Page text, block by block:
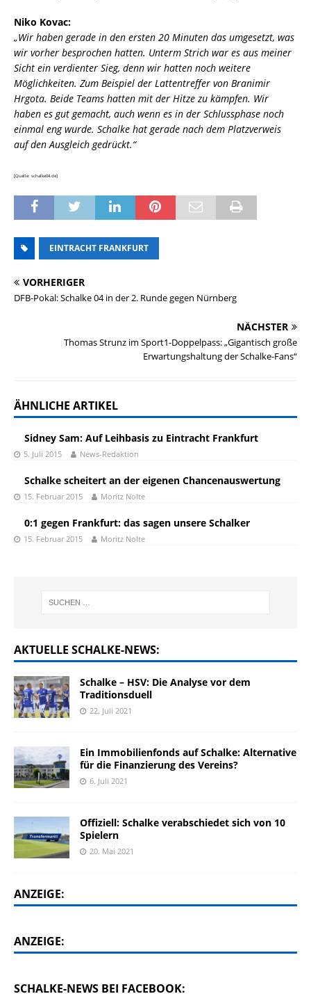
Niko Kovac:
„Wir haben gerade in den ersten 20 Minuten das umgesetzt, was
wir vorher besprochen hatten. Unterm Strich war es aus meiner
Sicht ein verdienter Sieg, denn wir hatten noch weitere
Möglichkeiten. Zum Beispiel der Lattentreffer von Branimir
Hrgota. Beide Teams hatten mit der Hitze zu kämpfen. Wir
haben es gut gemacht, auch wenn es in der Schlussphase noch
einmal eng wurde. Schalke hat gerade nach dem Platzverweis
auf den Ausgleich gedrückt.“
[Quelle: schalke04.de]
EINTRACHT FRANKFURT
VORHERIGER
DFB-Pokal: Schalke 04 in der 2. Runde gegen Nürnberg
NÄCHSTER
Thomas Strunz im Sport1-Doppelpass: „Gigantisch große
Erwartungshaltung der Schalke-Fans“
ÄHNLICHE ARTIKEL
Sidney Sam: Auf Leihbasis zu Eintracht Frankfurt
5. Juli 2015 News-Redaktion
Schalke scheitert an der eigenen Chancenauswertung
15. Februar 2015 Moritz Nolte
0:1 gegen Frankfurt: das sagen unsere Schalker
15. Februar 2015 Moritz Nolte
AKTUELLE SCHALKE-NEWS:
Schalke – HSV: Die Analyse vor dem
Traditionsduell
22. Juli 2021
Ein Immobilienfonds auf Schalke: Alternative
für die Finanzierung des Vereins?
6. Juli 2021
Offiziell: Schalke verabschiedet sich von 10
Spielern
20. Mai 2021
ANZEIGE:
ANZEIGE:
SCHALKE-NEWS BEI FACEBOOK: